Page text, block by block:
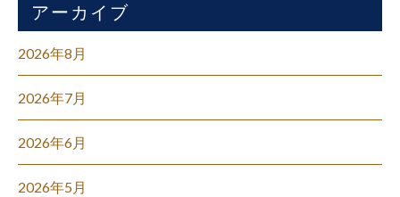
アーカイブ
2026年8月
2026年7月
2026年6月
2026年5月